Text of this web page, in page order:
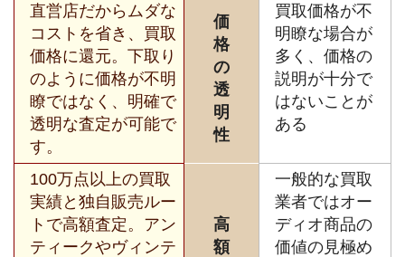
直営店だからムダな
コストを省き、買取
価格に還元。下取り
のように価格が不明
瞭ではなく、明確で
透明な査定が可能で
す。
価
格
の
透
明
性
買取価格が不
明瞭な場合が
多く、価格の
説明が十分で
はないことが
ある
100万点以上の買取
実績と独自販売ルー
トで高額査定。アン
ティークやヴィンテ
高
額
一般的な買取
業者ではオー
ディオ商品の
価値の見極め